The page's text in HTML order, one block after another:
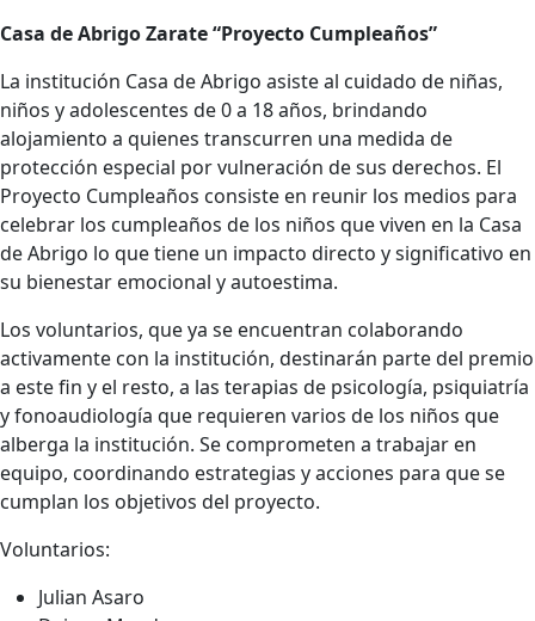
Casa de Abrigo Zarate “Proyecto Cumpleaños”
La institución Casa de Abrigo asiste al cuidado de niñas,
niños y adolescentes de 0 a 18 años, brindando
alojamiento a quienes transcurren una medida de
protección especial por vulneración de sus derechos. El
Proyecto Cumpleaños consiste en reunir los medios para
celebrar los cumpleaños de los niños que viven en la Casa
de Abrigo lo que tiene un impacto directo y significativo en
su bienestar emocional y autoestima.
Los voluntarios, que ya se encuentran colaborando
activamente con la institución, destinarán parte del premio
a este fin y el resto, a las terapias de psicología, psiquiatría
y fonoaudiología que requieren varios de los niños que
alberga la institución. Se comprometen a trabajar en
equipo, coordinando estrategias y acciones para que se
cumplan los objetivos del proyecto.
Voluntarios:
Julian Asaro